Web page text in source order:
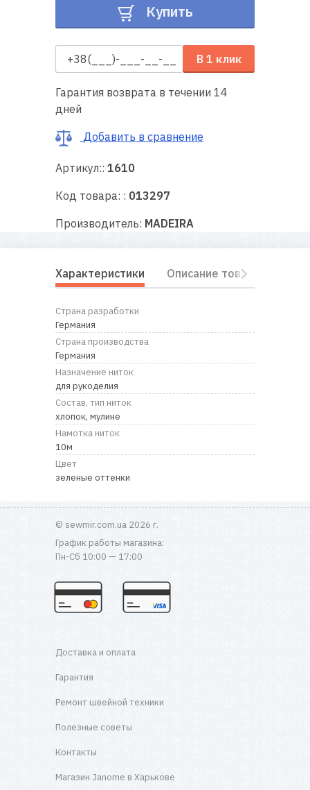
Полезные
советы
Контакты
Купить
В 1 клик
Гарантия возврата в течении 14
дней
Добавить в сравнение
Артикул:: 1610
Код товара: : 013297
Производитель: MADEIRA
Характеристики Описание товара
Страна разработки
Германия
Страна производства
Германия
Назначение ниток
для рукоделия
Состав, тип ниток
хлопок, мулине
Намотка ниток
10м
Цвет
зеленые оттенки
© sewmir.com.ua 2026 г.
График работы магазина:
Пн-Сб 10:00 — 17:00
Доставка и оплата
Гарантия
Ремонт швейной техники
Полезные советы
Контакты
Магазин Janome в Харькове